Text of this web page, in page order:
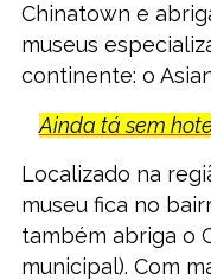
Chinatown e
museus
continente: o
Ainda tá sem
Localizado na
museu fica no
também abriga o
municipal). Com